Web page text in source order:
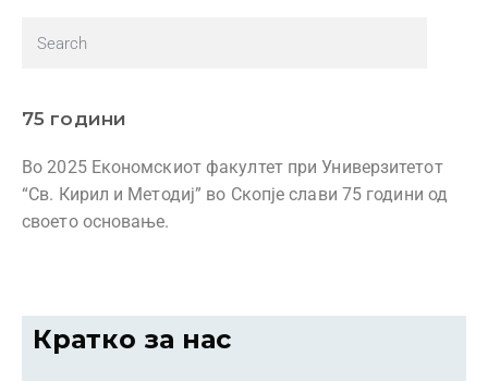
75 години
Во 2025 Економскиот факултет при Универзитетот
“Св. Кирил и Методиј” во Скопје слави 75 години од
своето основање.
Кратко за нас